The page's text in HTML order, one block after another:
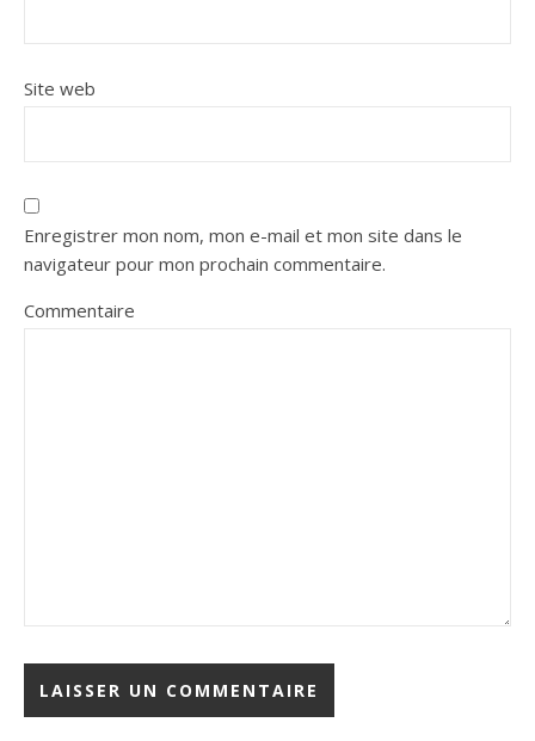
Site web
Enregistrer mon nom, mon e-mail et mon site dans le
navigateur pour mon prochain commentaire.
Commentaire